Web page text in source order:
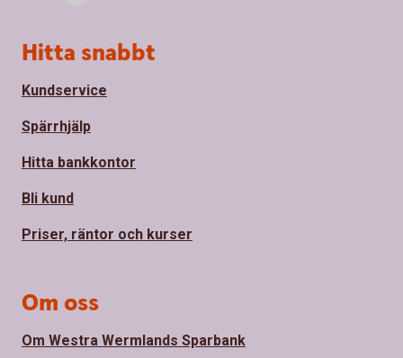
Sidfot
Hitta snabbt
Kundservice
Spärrhjälp
Hitta bankkontor
Bli kund
Priser, räntor och kurser
Om oss
Om Westra Wermlands Sparbank